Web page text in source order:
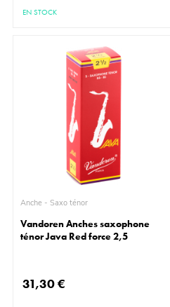
EN STOCK
Anche - Saxo ténor
Vandoren Anches saxophone
ténor Java Red force 2,5
31,30 €